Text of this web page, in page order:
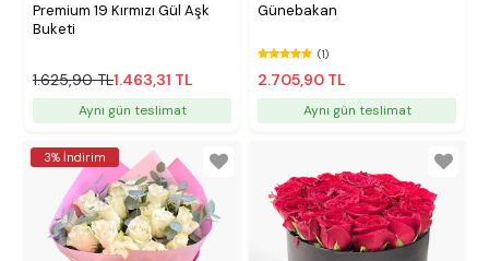
Premium 19 Kırmızı Gül Aşk
Buketi
1.625,90 TL1.463,31 TL
Aynı gün teslimat
Günebakan
(1)
2.705,90 TL
Aynı gün teslimat
3% İndirim